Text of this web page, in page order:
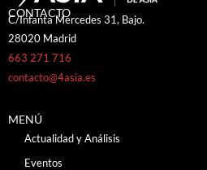
CONTACTO
C/Infanta Mercedes 31, Bajo.
28020 Madrid
663 271 716
contacto@4asia.es
MENÚ
Actualidad y Análisis
Eventos